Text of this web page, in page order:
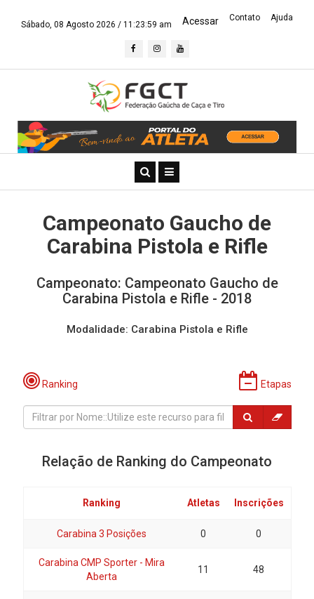
Sábado, 08 Agosto 2026 / 11:24:00 am Acessar Contato Ajuda
Campeonato Gaucho de
Carabina Pistola e Rifle
Campeonato: Campeonato Gaucho de
Carabina Pistola e Rifle - 2018
Modalidade: Carabina Pistola e Rifle
Ranking Etapas
Relação de Ranking do Campeonato
Ranking Atletas Inscrições
Carabina 3 Posições 0 0
Carabina CMP Sporter - Mira
Aberta
11 48